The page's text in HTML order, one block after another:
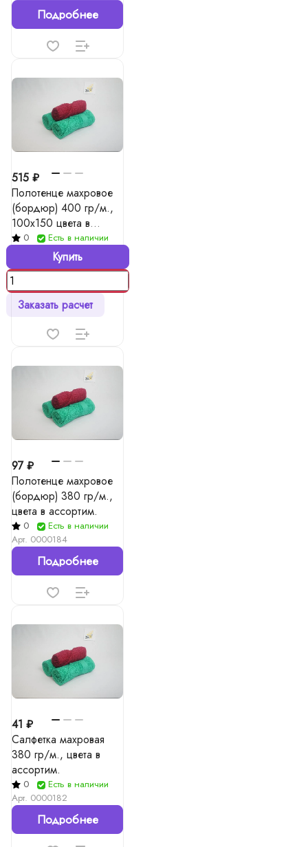
Подробнее
515 ₽
Полотенце махровое
(бордюр) 400 гр/м.,
100x150 цвета в
ассорт.
0 Есть в наличии
Купить
Заказать расчет
97 ₽
Полотенце махровое
(бордюр) 380 гр/м.,
цвета в ассортим.
0
Есть в наличии
Арт. 0000184
Подробнее
41 ₽
Салфетка махровая
380 гр/м., цвета в
ассортим.
0
Есть в наличии
Арт. 0000182
Подробнее